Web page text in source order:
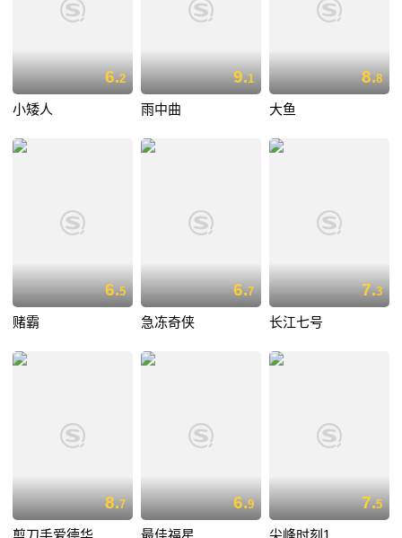
6.2
小矮人
9.1
雨中曲
8.8
大鱼
6.5
赌霸
6.7
急冻奇侠
7.3
长江七号
8.7 6.9 7.5